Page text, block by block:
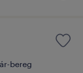
bereg